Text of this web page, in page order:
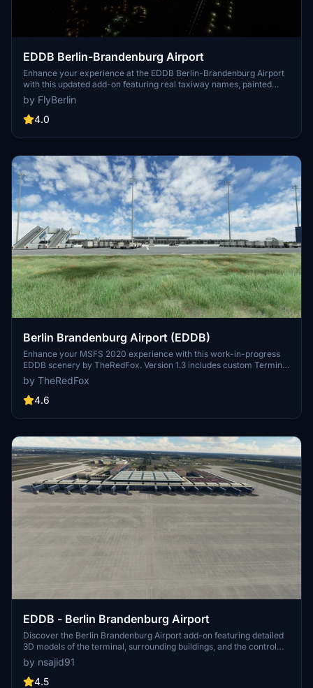
EDDB Berlin-Brandenburg Airport
Enhance your experience at the EDDB Berlin-Brandenburg Airport
with this updated add-on featuring real taxiway names, painted
elements, functional boarding stairs, night lights, and ILS. The
creator aims to replicate their home airport with improved details
and welcomes support from those familiar with Blender. Donations
by FlyBerlin
4.0
Berlin Brandenburg Airport (EDDB)
Enhance your MSFS 2020 experience with this work-in-progress
EDDB scenery by TheRedFox. Version 1.3 includes custom Terminal
Buildings, ground markings on Apron A, hand-placed Gates and
Taxiways, and more. Stay tuned for future updates and planned
additions such as lighting improvements and a Government
by TheRedFox
4.6
EDDB - Berlin Brandenburg Airport
Discover the Berlin Brandenburg Airport add-on featuring detailed
3D models of the terminal, surrounding buildings, and the control
tower. This ongoing project offers a unique rendition of the airport
with future updates planned. Explore this scenery as the developer
continues to enhance textures and layout for an immersive flight
by nsajid91
4.5